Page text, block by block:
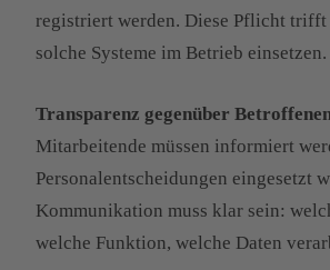
registriert werden. Diese Pflicht trifft
solche Systeme im Betrieb einsetzen.
Transparenz gegenüber
Mitarbeitende müssen informiert
Personalentscheidungen eingesetzt
Kommunikation muss klar sein:
welche Funktion, welche Daten